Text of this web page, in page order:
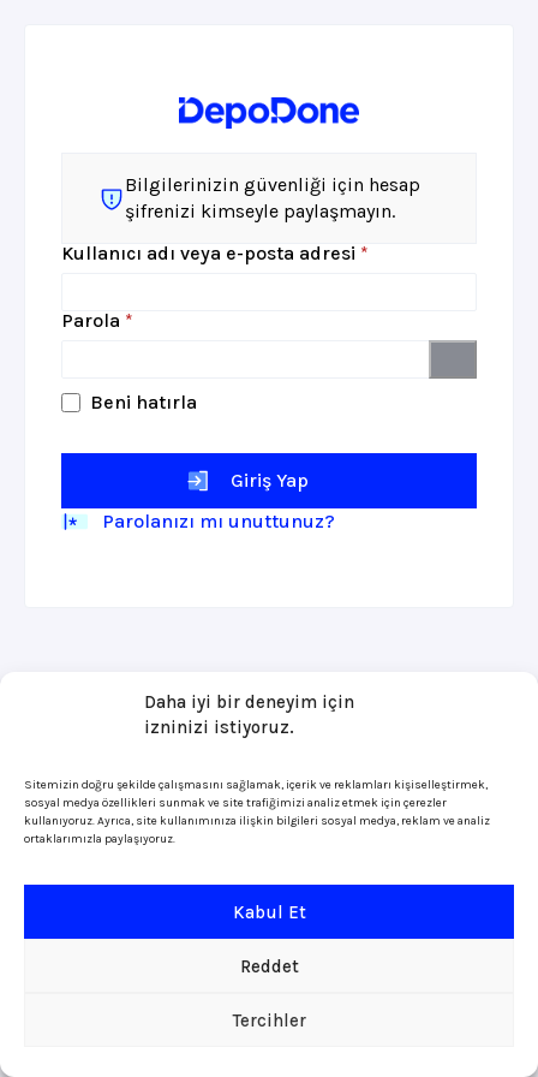
Daha iyi bir deneyim için
izninizi istiyoruz.
Sitemizin doğru şekilde çalışmasını sağlamak, içerik ve reklamları kişiselleştirmek,
sosyal medya özellikleri sunmak ve site trafiğimizi analiz etmek için çerezler
kullanıyoruz. Ayrıca, site kullanımınıza ilişkin bilgileri sosyal medya, reklam ve analiz
ortaklarımızla paylaşıyoruz.
Kabul Et
Reddet
Tercihler
Bilgilerinizin güvenliği için hesap
şifrenizi kimseyle paylaşmayın.
Kullanıcı adı veya e-posta adresi *
Parola *
Beni hatırla
Giriş Yap
Parolanızı mı unuttunuz?